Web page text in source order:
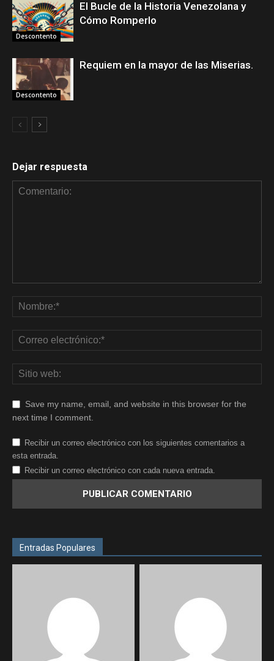
Descontento
El Bucle de la Historia Venezolana y
Cómo Romperlo
Descontento
Requiem en la mayor de las Miserias.
Dejar respuesta
Save my name, email, and website in this browser for the
next time I comment.
Recibir un correo electrónico con los siguientes comentarios a
esta entrada.
Recibir un correo electrónico con cada nueva entrada.
Entradas Populares